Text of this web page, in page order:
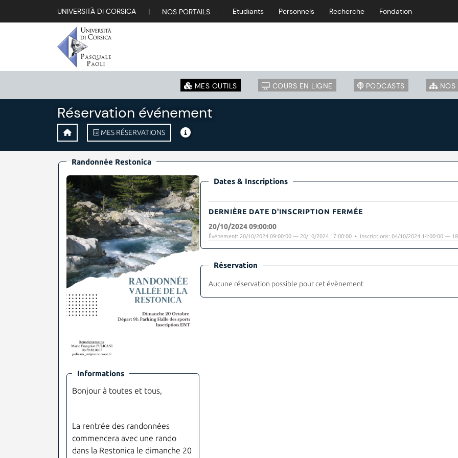
UNIVERSITÀ DI CORSICA | NOS PORTAILS : Etudiants Personnels Recherche Fondation
MES OUTILS COURS EN LIGNE PODCASTS NOS
Réservation événement
MES RÉSERVATIONS
Randonnée Restonica
Informations
Bonjour à toutes et tous,
La rentrée des randonnées
commencera avec une rando
dans la Restonica le dimanche 20
Dates & Inscriptions
DERNIÈRE DATE D'INSCRIPTION FERMÉE
20/10/2024 09:00:00
Événement: 20/10/2024 09:00:00 — 20/10/2024 17:00:00 • Inscriptions: 04/10/2024 14:00:00 —
Réservation
Aucune réservation possible pour cet évènement